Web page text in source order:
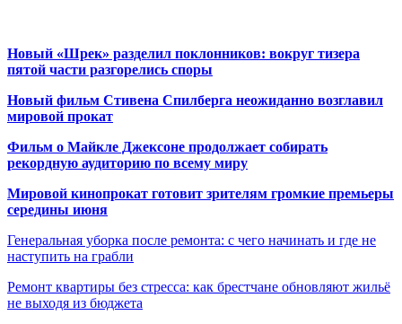
Новый «Шрек» разделил поклонников: вокруг тизера
пятой части разгорелись споры
Новый фильм Стивена Спилберга неожиданно возглавил
мировой прокат
Фильм о Майкле Джексоне продолжает собирать
рекордную аудиторию по всему миру
Мировой кинопрокат готовит зрителям громкие премьеры
середины июня
Генеральная уборка после ремонта: с чего начинать и где не
наступить на грабли
Ремонт квартиры без стресса: как брестчане обновляют жильё
не выходя из бюджета